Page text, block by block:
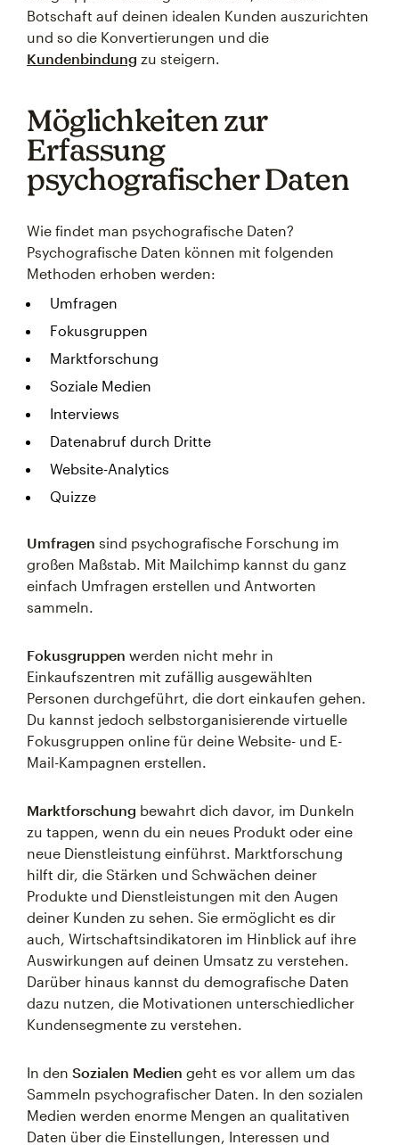
Botschaft auf deinen idealen Kunden auszurichten
und so die Konvertierungen und die
Kundenbindung zu steigern.
Möglichkeiten zur
Erfassung
psychografischer Daten
Wie findet man psychografische Daten?
Psychografische Daten können mit folgenden
Methoden erhoben werden:
Umfragen
Fokusgruppen
Marktforschung
Soziale Medien
Interviews
Datenabruf durch Dritte
Website-Analytics
Quizze
Umfragen sind psychografische Forschung im
großen Maßstab. Mit Mailchimp kannst du ganz
einfach Umfragen erstellen und Antworten
sammeln.
Fokusgruppen werden nicht mehr in
Einkaufszentren mit zufällig ausgewählten
Personen durchgeführt, die dort einkaufen gehen.
Du kannst jedoch selbstorganisierende virtuelle
Fokusgruppen online für deine Website- und E-
Mail-Kampagnen erstellen.
Marktforschung bewahrt dich davor, im Dunkeln
zu tappen, wenn du ein neues Produkt oder eine
neue Dienstleistung einführst. Marktforschung
hilft dir, die Stärken und Schwächen deiner
Produkte und Dienstleistungen mit den Augen
deiner Kunden zu sehen. Sie ermöglicht es dir
auch, Wirtschaftsindikatoren im Hinblick auf ihre
Auswirkungen auf deinen Umsatz zu verstehen.
Darüber hinaus kannst du demografische Daten
dazu nutzen, die Motivationen unterschiedlicher
Kundensegmente zu verstehen.
In den Sozialen Medien geht es vor allem um das
Sammeln psychografischer Daten. In den sozialen
Medien werden enorme Mengen an qualitativen
Daten über die Einstellungen, Interessen und